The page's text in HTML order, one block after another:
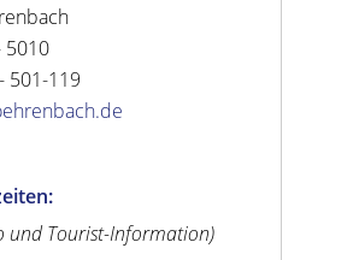
5010
501-119
und Tourist-Information)